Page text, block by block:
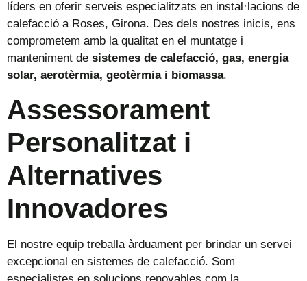
líders en oferir serveis especialitzats en instal·lacions de
calefacció a Roses, Girona. Des dels nostres inicis, ens
comprometem amb la qualitat en el muntatge i
manteniment de sistemes de calefacció, gas, energia
solar, aerotèrmia, geotèrmia i biomassa.
Assessorament
Personalitzat i
Alternatives
Innovadores
El nostre equip treballa àrduament per brindar un servei
excepcional en sistemes de calefacció. Som